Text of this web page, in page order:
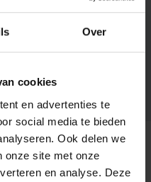
Over
cookies
en advertenties te
social media te bieden
Ook delen we
onze site met onze
en analyse. Deze